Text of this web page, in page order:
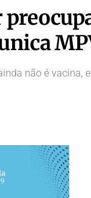
não é vacina,